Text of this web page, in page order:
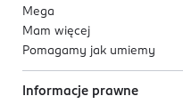
Mega
Mam więcej
Pomagamy jak umiemy
Informacje prawne